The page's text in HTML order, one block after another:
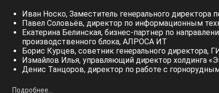
Иван Носко, Заместитель генерального
Павел Соловьёв, директор по информационным
Екатерина Белинская, бизнес-партнер по
производственного блока, АЛРОСА ИТ
Борис Курцев, советник генерального директора,
Измайлов Илья, управляющий директор холдинга
Денис Танцоров, директор по работе с
Подробнее...